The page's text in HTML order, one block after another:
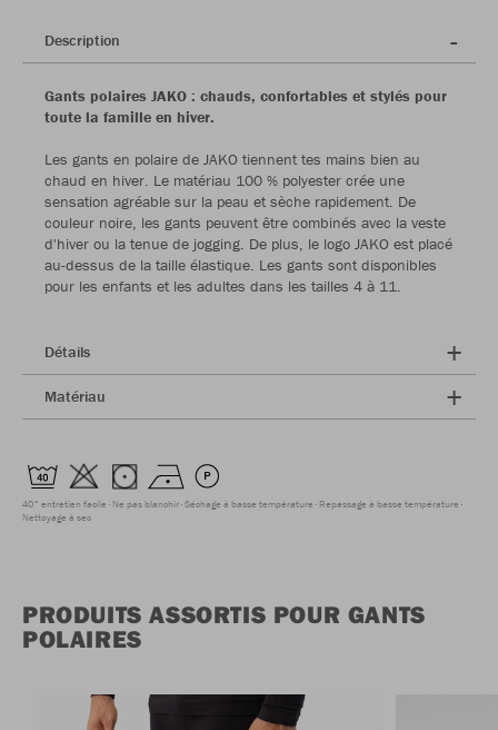
Description
Gants polaires JAKO : chauds, confortables et stylés pour
toute la famille en hiver.
Les gants en polaire de JAKO tiennent tes mains bien au
chaud en hiver. Le matériau 100 % polyester crée une
sensation agréable sur la peau et sèche rapidement. De
couleur noire, les gants peuvent être combinés avec la veste
d'hiver ou la tenue de jogging. De plus, le logo JAKO est placé
au-dessus de la taille élastique. Les gants sont disponibles
pour les enfants et les adultes dans les tailles 4 à 11.
Détails
Matériau
40° entretien facile Ne pas blanchir Séchage à basse température Repassage à basse température
Nettoyage à sec
PRODUITS ASSORTIS POUR GANTS
POLAIRES